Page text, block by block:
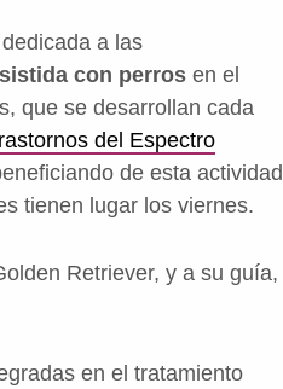
a las
con perros en el
que se desarrollan cada
del Espectro
de esta actividad
tienen lugar los viernes.
Retriever, y a su guía,
en el tratamiento